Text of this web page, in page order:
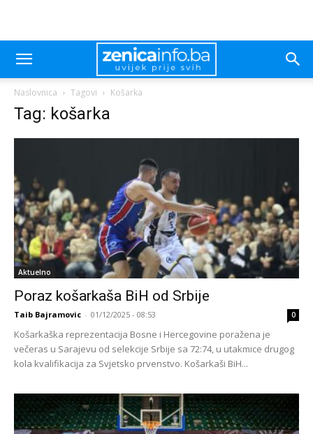
Naslovnica Tagovi Košarka
Tag: košarka
Aktuelno
Poraz košarkaša BiH od Srbije
Taib Bajramovic - 01/12/2025 - 08:53 0
Košarkaška reprezentacija Bosne i Hercegovine poražena je
večeras u Sarajevu od selekcije Srbije sa 72:74, u utakmice drugog
kola kvalifikacija za Svjetsko prvenstvo. Košarkaši BiH...